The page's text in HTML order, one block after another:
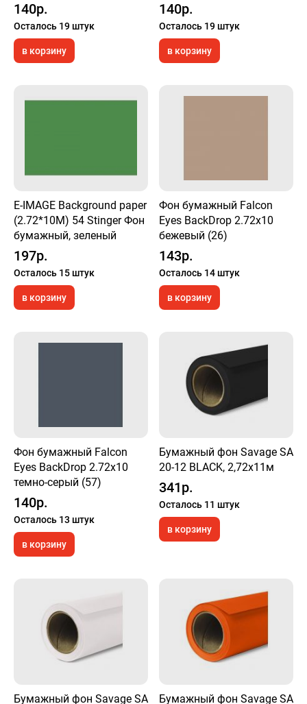
140р.
Осталось 19 штук
в корзину
140р.
Осталось 19 штук
в корзину
E-IMAGE Background paper
(2.72*10M) 54 Stinger Фон
бумажный, зеленый
197р.
Осталось 15 штук
в корзину
Фон бумажный Falcon
Eyes BackDrop 2.72x10
бежевый (26)
143р.
Осталось 14 штук
в корзину
Фон бумажный Falcon
Eyes BackDrop 2.72x10
темно-серый (57)
140р.
Осталось 13 штук
в корзину
Бумажный фон Savage SA
20-12 BLACK, 2,72х11м
341р.
Осталось 11 штук
в корзину
Бумажный фон Savage SA Бумажный фон Savage SA